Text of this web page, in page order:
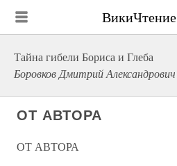
ВикиЧтение
Тайна гибели Бориса и Глеба
Боровков Дмитрий Александрович
ОТ АВТОРА
ОТ АВТОРА